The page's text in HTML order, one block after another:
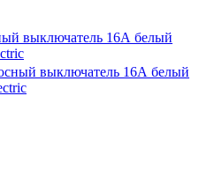
выключатель 16А белый